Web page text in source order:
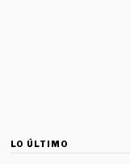
LO ÚLTIMO